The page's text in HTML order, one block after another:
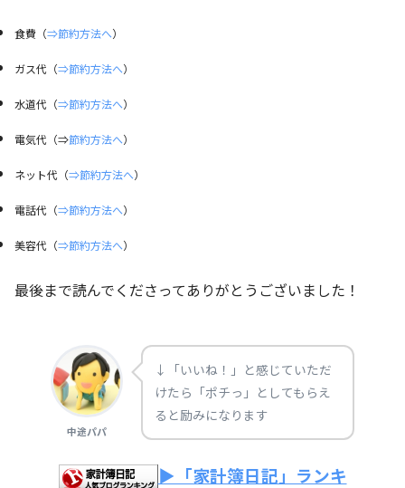
食費（⇒節約方法へ）
ガス代（⇒節約方法へ）
水道代（⇒節約方法へ）
電気代（⇒節約方法へ）
ネット代（⇒節約方法へ）
電話代（⇒節約方法へ）
美容代（⇒節約方法へ）
最後まで読んでくださってありがとうございました！
中途パパ
↓「いいね！」と感じていただ
けたら「ポチっ」としてもらえ
ると励みになります
▶「家計簿日記」ランキ